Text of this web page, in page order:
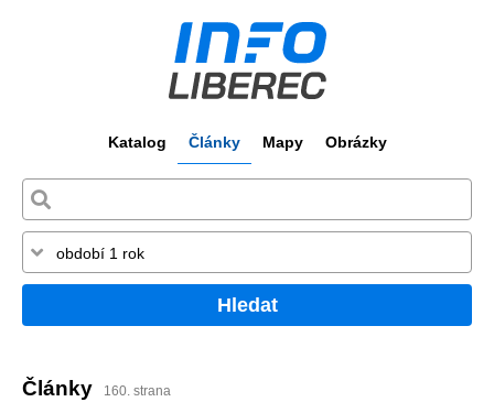
Katalog Články Mapy Obrázky
Hledat
Články 160. strana